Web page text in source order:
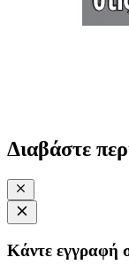
Διαβάστε
Κάντε εγγραφή